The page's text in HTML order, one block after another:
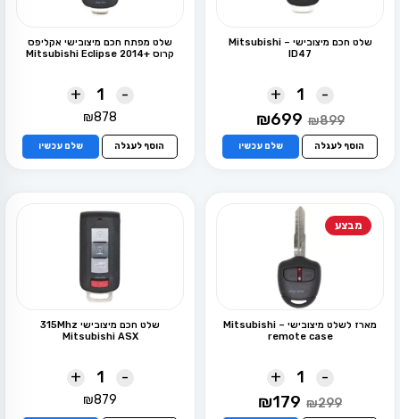
שלט חכם מיצובישי – Mitsubishi
ID47
-
+
₪899
המחיר
₪899.
₪699
הוא:
₪699.
הוסף לעגלה שלם עכשיו
שלט מפתח חכם מיצובישי אקליפס
קרוס +Mitsubishi Eclipse 2014
-
+
₪878
הוסף לעגלה שלם עכשיו
מבצע
מארז לשלט מיצובישי – Mitsubishi
remote case
-
+
₪299
המחיר₪179
שלט חכם מיצובישי 315Mhz
Mitsubishi ASX
-
+
₪879